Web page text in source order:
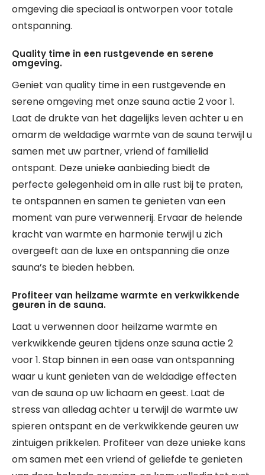
omgeving die speciaal is ontworpen voor totale
ontspanning.
Quality time in een rustgevende en serene
omgeving.
Geniet van quality time in een rustgevende en
serene omgeving met onze sauna actie 2 voor 1.
Laat de drukte van het dagelijks leven achter u en
omarm de weldadige warmte van de sauna terwijl u
samen met uw partner, vriend of familielid
ontspant. Deze unieke aanbieding biedt de
perfecte gelegenheid om in alle rust bij te praten,
te ontspannen en samen te genieten van een
moment van pure verwennerij. Ervaar de helende
kracht van warmte en harmonie terwijl u zich
overgeeft aan de luxe en ontspanning die onze
sauna’s te bieden hebben.
Profiteer van heilzame warmte en verkwikkende
geuren in de sauna.
Laat u verwennen door heilzame warmte en
verkwikkende geuren tijdens onze sauna actie 2
voor 1. Stap binnen in een oase van ontspanning
waar u kunt genieten van de weldadige effecten
van de sauna op uw lichaam en geest. Laat de
stress van alledag achter u terwijl de warmte uw
spieren ontspant en de verkwikkende geuren uw
zintuigen prikkelen. Profiteer van deze unieke kans
om samen met een vriend of geliefde te genieten